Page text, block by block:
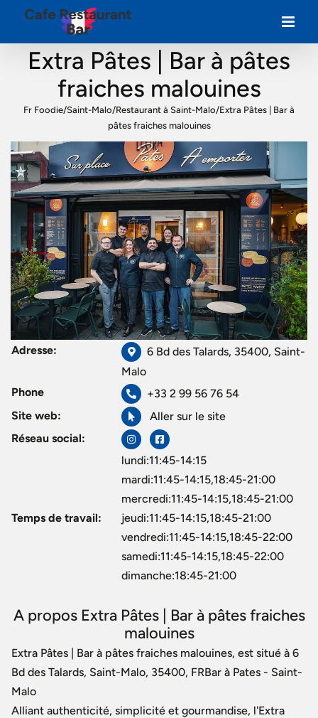
Extra Pâtes | Bar à pâtes
fraiches malouines
Fr Foodie/Saint-Malo/Restaurant à Saint-Malo/Extra Pâtes | Bar à
pâtes fraiches malouines
Adresse:
6 Bd des Talards, 35400, Saint-
Malo
Phone
+33 2 99 56 76 54
Site web:
Aller sur le site
Réseau social:
Temps de travail:
lundi:11:45-14:15
mardi:11:45-14:15,18:45-21:00
mercredi:11:45-14:15,18:45-21:00
jeudi:11:45-14:15,18:45-21:00
vendredi:11:45-14:15,18:45-22:00
samedi:11:45-14:15,18:45-22:00
dimanche:18:45-21:00
A propos Extra Pâtes | Bar à pâtes fraiches
malouines
Extra Pâtes | Bar à pâtes fraiches malouines, est situé à 6
Bd des Talards, Saint-Malo, 35400, FRBar à Pates - Saint-
Malo
Alliant authenticité, simplicité et gourmandise, l'Extra